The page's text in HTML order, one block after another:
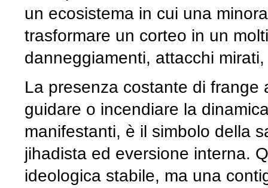
un ecosistema in cui una
trasformare un corteo in un
danneggiamenti, attacchi
La presenza costante di
guidare o incendiare la
manifestanti, è il simbolo della
jihadista ed eversione interna.
ideologica stabile, ma una